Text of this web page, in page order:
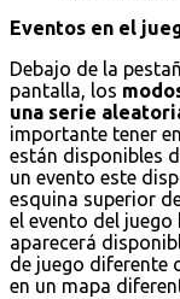
Eventos en el
Debajo de la
pantalla, los
una serie
importante tener
están disponibles
un evento este
esquina superior
el evento del juego
aparecerá
de juego diferente
en un mapa